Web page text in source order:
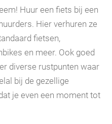
Huur een fiets bij een
Hier verhuren ze
fietsen,
en meer. Ook goed
diverse rustpunten waar
bij de gezellige
je even een moment tot